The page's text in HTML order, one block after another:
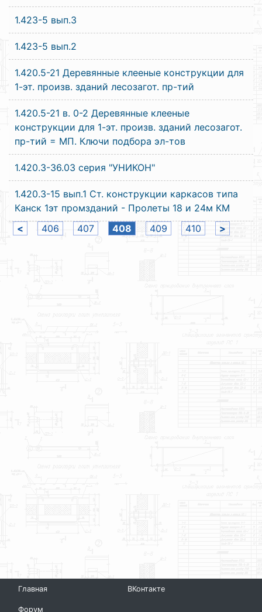
1.423-5 вып.3
1.423-5 вып.2
1.420.5-21 Деревянные клееные конструкции для
1-эт. произв. зданий лесозагот. пр-тий
1.420.5-21 в. 0-2 Деревянные клееные
конструкции для 1-эт. произв. зданий лесозагот.
пр-тий = МП. Ключи подбора эл-тов
1.420.3-36.03 серия "УНИКОН"
1.420.3-15 вып.1 Ст. конструкции каркасов типа
Канск 1эт промзданий - Пролеты 18 и 24м КМ
<
406 407 408 409 410 >
Главная
Форум
ВКонтакте